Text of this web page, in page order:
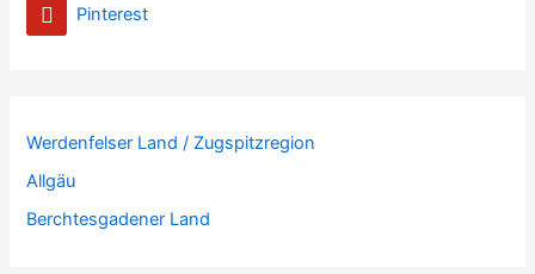
Pinterest
Werdenfelser Land / Zugspitzregion
Allgäu
Berchtesgadener Land